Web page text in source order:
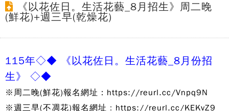
《以花佐日。生活花藝_8月招生》周二晚
(鮮花)+週三早(乾燥花)
115年◇◆ 《以花佐日。生活花藝 _8月份招
生》
◇◆
※周二晚(鮮花)報名網址： https://reurl.cc/Vnpq9N
※週三早(不凋花)報名網址 ： https://reurl.cc/KEKvZ9